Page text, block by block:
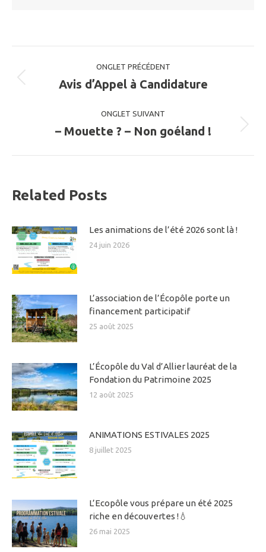
Navigation
de
commentaire
ONGLET PRÉCÉDENT
Onglet
Avis d’Appel à Candidature
ONGLET SUIVANT
Onglet
– Mouette ? – Non goéland !
Related Posts
Les animations de l’été 2026 sont là !
24 juin 2026
L’association de l’Écopôle porte un
financement participatif
25 août 2025
L’Écopôle du Val d’Allier lauréat de la
Fondation du Patrimoine 2025
12 août 2025
ANIMATIONS ESTIVALES 2025
8 juillet 2025
L’Ecopôle vous prépare un été 2025
riche en découvertes !💧
26 mai 2025